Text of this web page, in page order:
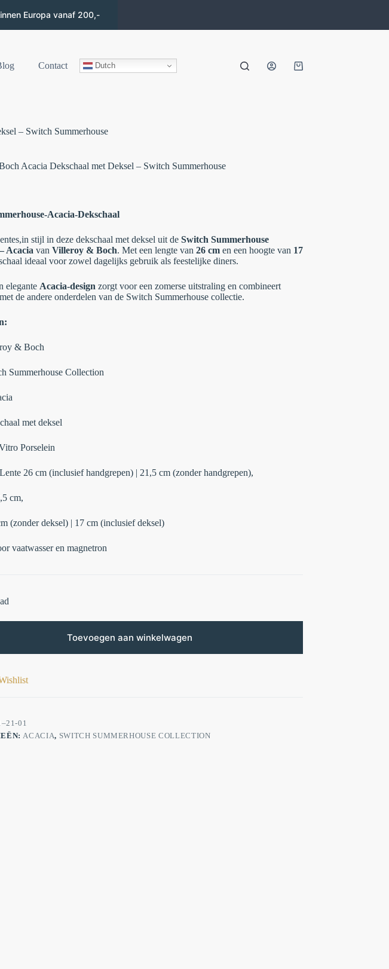
Europa vanaf 200,-
Contact Dutch
– Switch Summerhouse
Acacia Dekschaal met Deksel – Switch Summerhouse
Acacia-Dekschaal
stijl in deze dekschaal met deksel uit de Switch Summerhouse
Acacia van Villeroy & Boch. Met een lengte van 26 cm en een hoogte van 17
ideaal voor zowel dagelijks gebruik als feestelijke diners.
elegante Acacia-design zorgt voor een zomerse uitstraling en combineert
de andere onderdelen van de Switch Summerhouse collectie.
& Boch
Summerhouse Collection
met deksel
Porselein
Lente 26 cm (inclusief handgrepen) | 21,5 cm (zonder handgrepen),
cm,
(zonder deksel) | 17 cm (inclusief deksel)
vaatwasser en magnetron
Toevoegen aan winkelwagen
01
ACACIA, SWITCH SUMMERHOUSE COLLECTION